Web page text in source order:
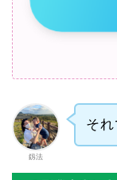
釼法
そ